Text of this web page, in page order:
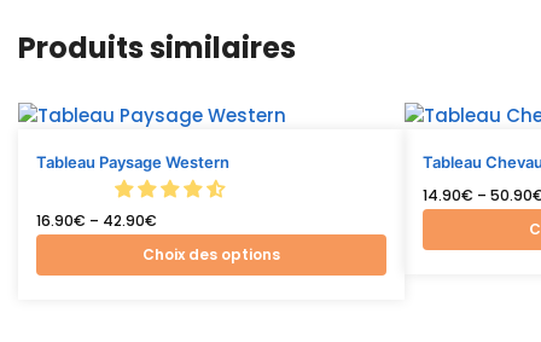
Produits similaires
Tableau Paysage Western
16.90€ – 42.90€
Choix des options
Tableau
14.90€ – 50.90